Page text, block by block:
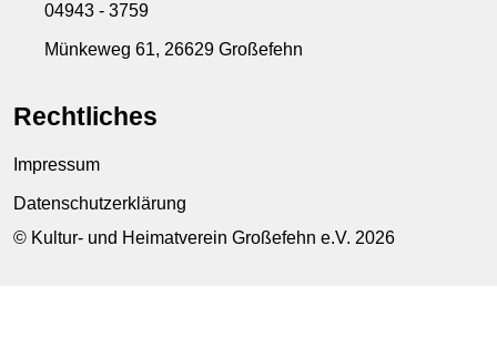
04943 - 3759
Münkeweg 61, 26629 Großefehn
Rechtliches
Impressum
Datenschutzerklärung
© Kultur- und Heimatverein Großefehn e.V. 2026